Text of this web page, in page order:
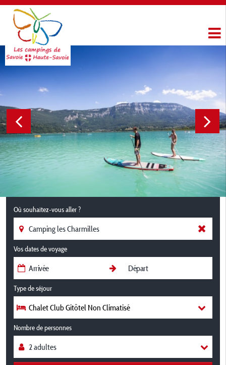
Où souhaitez-vous aller ?
Vos dates de voyage
Type de séjour
Chalet Club Gitôtel Non Climatisé
Nombre de personnes